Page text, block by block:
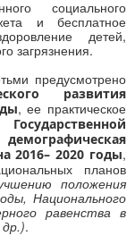
социального
и бесплатное
детей,
загрязнения.
предусмотрено
развития
, ее практическое
Государственной
2016– 2020 годы,
планов
положения
Национального
равенства в
.